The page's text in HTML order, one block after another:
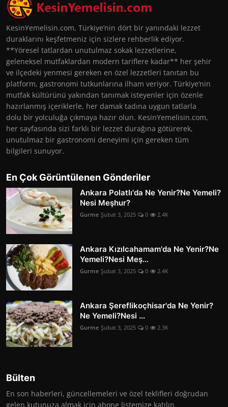
KesinYemelisin.com, Türkiye’nin dört bir yanındaki lezzet
duraklarını keşfetmeniz için sizlere rehberlik ediyor.
**Yöresel tatlardan unutulmaz sokak lezzetlerine,
geleneksel mutfaklardan modern tariflere kadar** her şehir
ve ilçedeki yenmesi gereken en özel lezzetleri tanıtan bu
platform, gastronomi tutkunlarına ilham veriyor. Türkiye’nin
mutfak kültürünü yakından tanımak isteyenler için özenle
hazırlanmış içeriklerle, her damak tadına uygun tatlarla
dolu bir yolculuğa çıkmaya hazır olun. KesinYemelisin.com,
her sayfasında sizi farklı bir lezzet durağına götürerek,
unutulmaz bir gastronomi deneyimi için gereken tüm
bilgileri sunuyor.
En Çok Görüntülenen Gönderiler
Ankara Polatlı'da Ne Yenir?Ne Yemeli?
Nesi Meşhur?
Gurme Şubat 3, 2025 0 2.4K
Ankara Kızılcahamam'da Ne Yenir?Ne
Yemeli?Nesi Meş...
Gurme Şubat 3, 2025 0 2.4K
Ankara Şereflikoçhisar'da Ne Yenir?
Ne Yemeli?Nesi ...
Gurme Şubat 3, 2025 0 2.3K
Bülten
En son haberleri, güncellemeleri ve özel teklifleri doğrudan
gelen kutunuza almak için abone listemize katılın